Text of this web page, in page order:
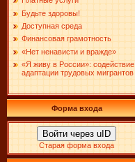
Будьте здоровы!
Доступная среда
Финансовая грамотность
«Нет ненависти и вражде»
«Я живу в России»: содействие
адаптации трудовых мигрантов
Форма входа
Войти через uID
Старая форма входа